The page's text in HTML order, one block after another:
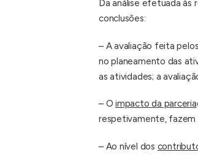
Da análise efetuada às
conclusões:
– A avaliação feita
no planeamento das
as atividades; a
– Oimpacto da parceria
respetivamente, fazem
– Ao nível dos